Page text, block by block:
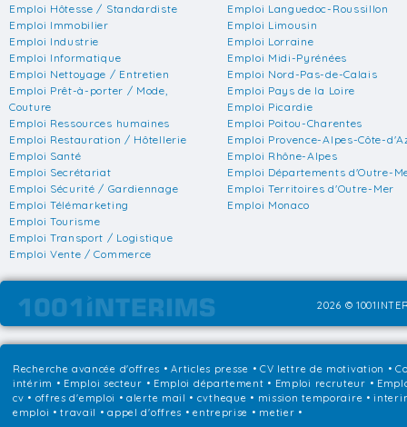
Emploi Hôtesse / Standardiste
Emploi Immobilier
Emploi Industrie
Emploi Informatique
Emploi Nettoyage / Entretien
Emploi Prêt-à-porter / Mode,
Couture
Emploi Ressources humaines
Emploi Restauration / Hôtellerie
Emploi Santé
Emploi Secrétariat
Emploi Sécurité / Gardiennage
Emploi Télémarketing
Emploi Tourisme
Emploi Transport / Logistique
Emploi Vente / Commerce
Emploi Languedoc-Roussillon
Emploi Limousin
Emploi Lorraine
Emploi Midi-Pyrénées
Emploi Nord-Pas-de-Calais
Emploi Pays de la Loire
Emploi Picardie
Emploi Poitou-Charentes
Emploi Provence-Alpes-Côte-
Emploi Rhône-Alpes
Emploi Départements d'Outre-
Emploi Territoires d'Outre-Mer
Emploi Monaco
2026 ©
Recherche avancée d'offres •Articles presse • CV lettre de motivation •
intérim • Emploi secteur • Emploi département • Emploi recruteur •
cv • offres d'emploi • alerte mail • cvtheque • mission temporaire •
emploi • travail • appel d'offres • entreprise • metier •